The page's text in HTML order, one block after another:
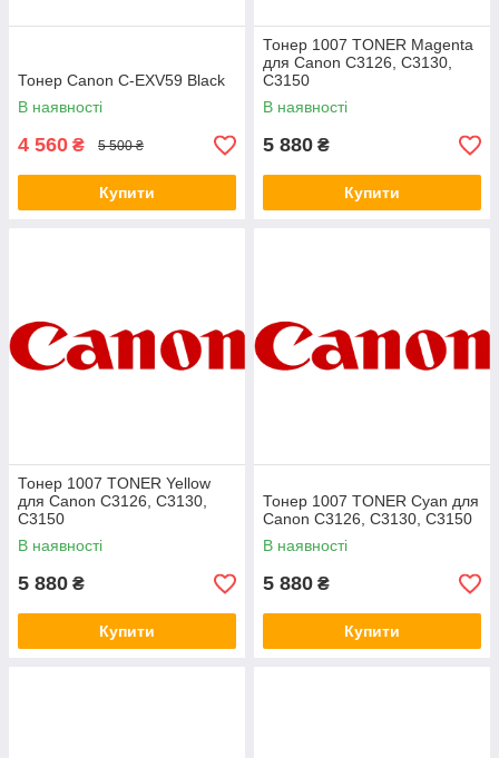
Тонер Canon C-EXV59 Black
В наявності
4 560 ₴ 5 500 ₴
Купити
Тонер 1007 TONER Magenta
для Canon C3126, C3130,
C3150
В наявності
5 880 ₴
Купити
Тонер 1007 TONER Yellow
для Canon C3126, C3130,
C3150
В наявності
5 880 ₴
Купити
Тонер 1007 TONER Cyan для
Canon C3126, C3130, C3150
В наявності
5 880 ₴
Купити